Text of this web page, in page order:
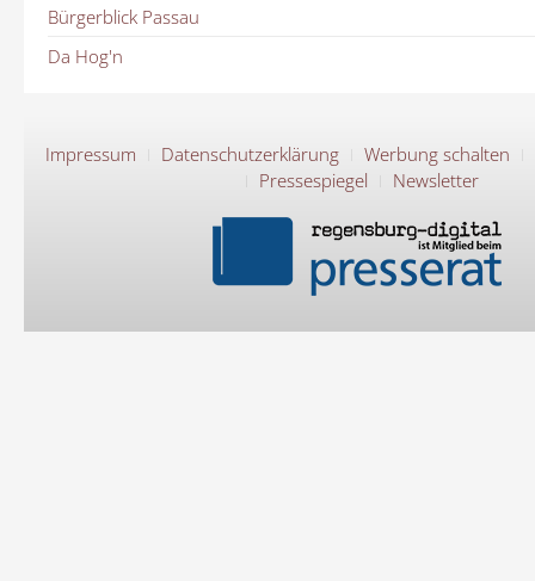
Bürgerblick Passau
Da Hog'n
Impressum Datenschutzerklärung
Werbung schalten
Pressespiegel
Newsletter